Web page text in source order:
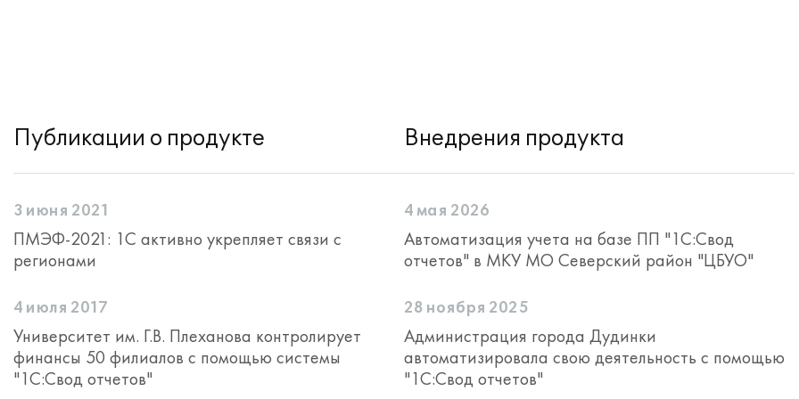
Публикации о продукте
3 июня 2021
ПМЭФ-2021: 1С активно укрепляет связи с
регионами
4 июля 2017
Университет им. Г.В. Плеханова контролирует
финансы 50 филиалов с помощью системы
"1С:Свод отчетов"
Внедрения продукта
4 мая 2026
Автоматизация учета на базе ПП "1С:Свод
отчетов" в МКУ МО Северский район "ЦБУО"
28 ноября 2025
Администрация города Дудинки
автоматизировала свою деятельность с помощью
"1С:Свод отчетов"